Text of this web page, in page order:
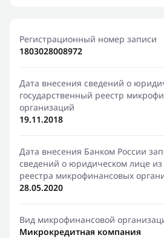
Регистрационный номер записи
1803028008972
Дата внесения сведений о
государственный реестр
организаций
19.11.2018
Дата внесения Банком России
сведений о юридическом лице из
реестра микрофинансовых
28.05.2020
Вид микрофинансовой
Микрокредитная компания